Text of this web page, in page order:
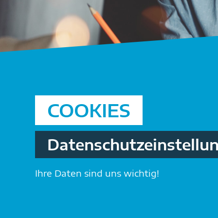
COOKIES
Ihre Daten sind uns wichtig!